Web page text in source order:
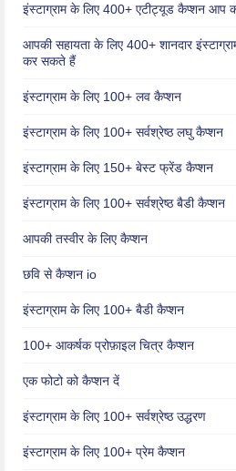
इंस्टाग्राम के लिए 400+ एटीट्यूड कैप्शन आप
आपकी सहायता के लिए 400+ शानदार
कर सकते हैं
इंस्टाग्राम के लिए 100+ लव कैप्शन
इंस्टाग्राम के लिए 100+ सर्वश्रेष्ठ लघु कैप्शन
इंस्टाग्राम के लिए 150+ बेस्ट फ्रेंड कैप्शन
इंस्टाग्राम के लिए 100+ सर्वश्रेष्ठ बैडी कैप्शन
आपकी तस्वीर के लिए कैप्शन
छवि से कैप्शन io
इंस्टाग्राम के लिए 100+ बैडी कैप्शन
100+ आकर्षक प्रोफ़ाइल चित्र कैप्शन
एक फोटो को कैप्शन दें
इंस्टाग्राम के लिए 100+ सर्वश्रेष्ठ उद्धरण
इंस्टाग्राम के लिए 100+ प्रेम कैप्शन